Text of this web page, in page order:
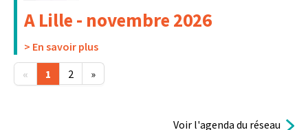
A Lille - novembre 2026
> En savoir plus
«
1 2 »
Voir l'agenda du réseau